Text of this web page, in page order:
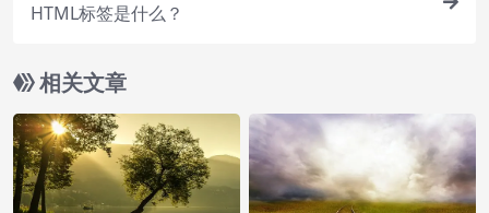
HTML标签是什么？
相关文章